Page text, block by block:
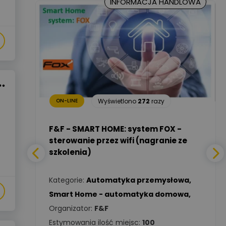
Marcin Nowicki
Ekspert mgr. inż. elektryk,
TIM SA
Zadaj pytanie
Renata
Januszewska
Ekspert Inżynieria
bezpieczeństwa
Zadaj pytanie
Daniel Michalik
Tomasz Kowalski Zadaj pytanie
-
ON-LINE Wyświetlono 272 razy
F&F - SMART HOME: system FOX -
sterowanie przez wifi (nagranie ze
szkolenia)
Kategorie: Automatyka przemysłowa,
Smart Home - automatyka domowa,
Organizator: F&F
Estymowania ilość miejsc: 100